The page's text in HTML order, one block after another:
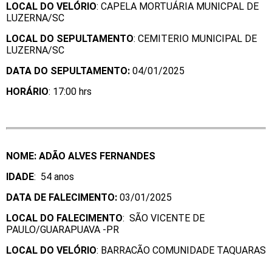
LOCAL DO VELÓRIO: CAPELA MORTUÁRIA MUNICPAL DE
LUZERNA/SC
LOCAL DO SEPULTAMENTO: CEMITERIO MUNICIPAL DE
LUZERNA/SC
DATA DO SEPULTAMENTO: 04/01/2025
HORÁRIO: 17:00 hrs
NOME: ADÃO ALVES FERNANDES
IDADE: 54 anos
DATA DE FALECIMENTO: 03/01/2025
LOCAL DO FALECIMENTO: SÃO VICENTE DE
PAULO/GUARAPUAVA -PR
LOCAL DO VELÓRIO: BARRACÃO COMUNIDADE TAQUARAS